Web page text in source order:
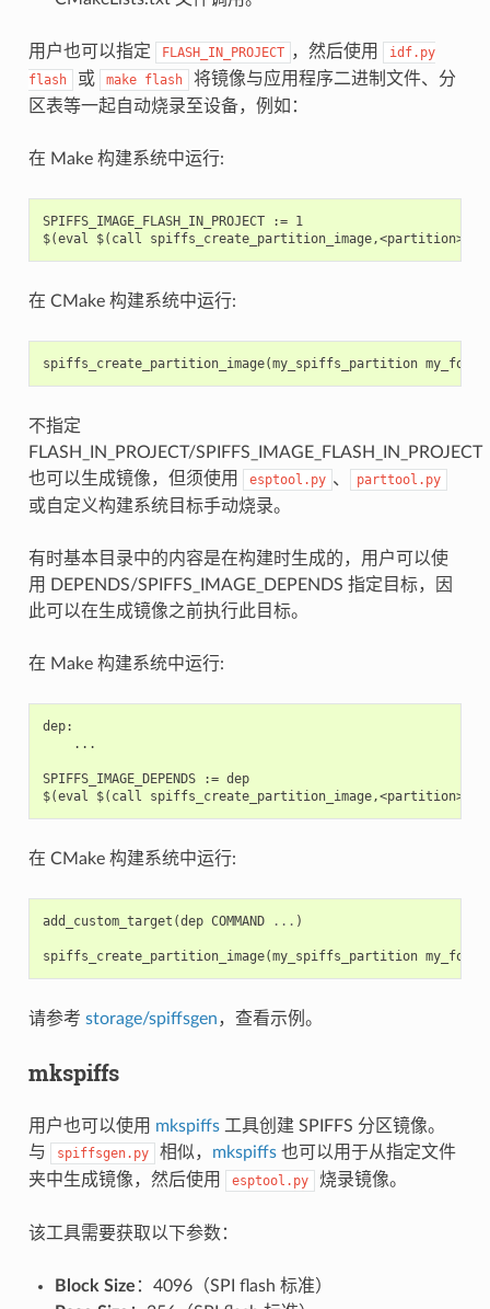
用户也可以指定 FLASH_IN_PROJECT ，然后使用
idf.py
flash
或 make flash
将镜像与应用程序二进制文件、分
区表等一起自动烧录至设备，例如：
在 Make 构建系统中运行:
SPIFFS_IMAGE_FLASH_IN_PROJECT := 1
在 CMake 构建系统中运行:
spiffs_create_partition_image(my_spiffs_partition
不指定
FLASH_IN_PROJECT/SPIFFS_IMAGE_FLASH_IN_PROJECT
也可以生成镜像，但须使用
esptool.py 、 parttool.py
或自定义构建系统目标手动烧录。
有时基本目录中的内容是在构建时生成的，用户可以使
用 DEPENDS/SPIFFS_IMAGE_DEPENDS 指定目标，因
此可以在生成镜像之前执行此目标。
在 Make 构建系统中运行:
dep:
    ...
SPIFFS_IMAGE_DEPENDS := dep
在 CMake 构建系统中运行:
add_custom_target (dep COMMAND ... )
spiffs_create_partition_image(my_spiffs_partition
请参考 storage/spiffsgen，查看示例。
mkspiffs
用户也可以使用 mkspiffs工具创建 SPIFFS 分区镜像。
与
spiffsgen.py 相似， mkspiffs也可以用于从指定文件
夹中生成镜像，然后使用
esptool.py 烧录镜像。
该工具需要获取以下参数：
Block Size ：4096（SPI flash 标准）